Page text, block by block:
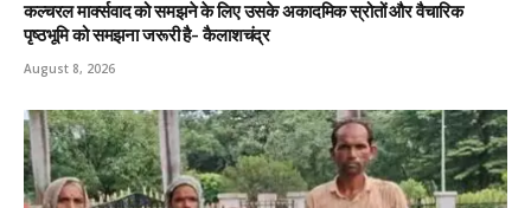
कल्चरल मार्क्सवाद को समझने के लिए उसके अकादमिक स्रोतों और वैचारिक
पृष्ठभूमि को समझना जरूरी है- कैलाशचंद्र
August 8, 2026